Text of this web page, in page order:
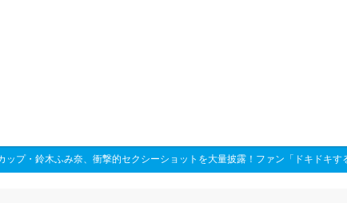
ップ・鈴木ふみ奈、衝撃的セクシーショットを大量披露！ファン「ドキドキす